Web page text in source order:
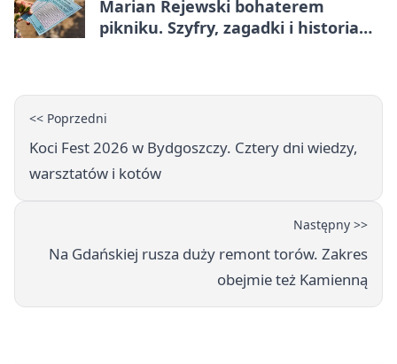
Marian Rejewski bohaterem
pikniku. Szyfry, zagadki i historia
<< Poprzedni
Koci Fest 2026 w Bydgoszczy. Cztery dni wiedzy,
warsztatów i kotów
Następny >>
Na Gdańskiej rusza duży remont torów. Zakres
obejmie też Kamienną